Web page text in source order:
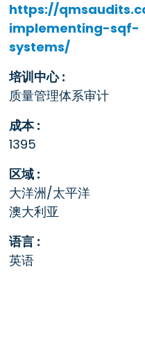
https://
implementing-sqf-
systems/
培训中心 :
质量管理体系审计
成本 :
1395
区域 :
大洋洲/太平洋
澳大利亚
语言 :
英语